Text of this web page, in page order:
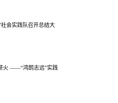
会实践队召开总结大
火 ——“鸿鹄志远”实践